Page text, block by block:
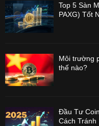
Top 5 Sàn
PAXG) Tốt
Môi trường
thế nào?
Đầu Tư
Cách Tránh